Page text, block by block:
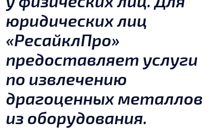
юридических лиц
«РесайклПро»
предоставляет услуги
по извлечению
драгоценных металлов
из оборудования.